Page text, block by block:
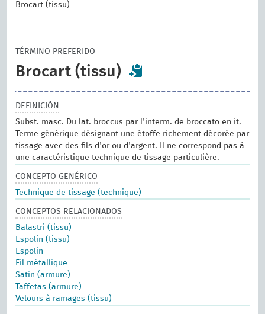
Brocart (tissu)
TÉRMINO PREFERIDO
Brocart (tissu)
DEFINICIÓN
Subst. masc. Du lat. broccus par l'interm. de broccato en it.
Terme générique désignant une étoffe richement décorée par
tissage avec des fils d'or ou d'argent. Il ne correspond pas à
une caractéristique technique de tissage particulière.
CONCEPTO GENÉRICO
Technique de tissage (technique)
CONCEPTOS RELACIONADOS
Balastri (tissu)
Espolín (tissu)
Espolin
Fil métallique
Satin (armure)
Taffetas (armure)
Velours à ramages (tissu)